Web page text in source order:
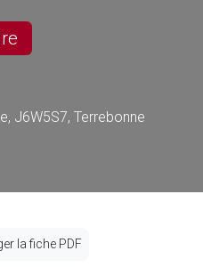
J6W5S7, Terrebonne
la fiche PDF